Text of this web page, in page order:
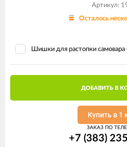
Артикул:
Осталось
Шишки для растопки самовара
ДОБАВИТЬ В
Купить в 1
ЗАКАЗ ПО
+7 (383)